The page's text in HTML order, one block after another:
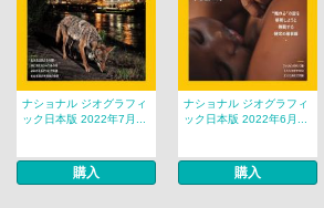
ナショナル ジオグラフィ
ック日本版 2022年7月...
購入
ナショナル ジオグラフィ
ック日本版 2022年6月...
購入